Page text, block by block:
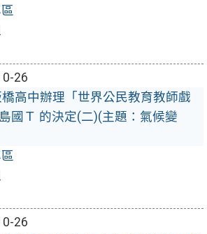
26
高中辦理「世界公民教育教師戲
國Ｔ 的決定(二)(主題：氣候變
26